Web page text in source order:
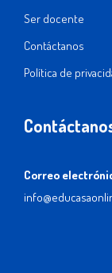
Ser docente
Contáctanos
Política de
Correo